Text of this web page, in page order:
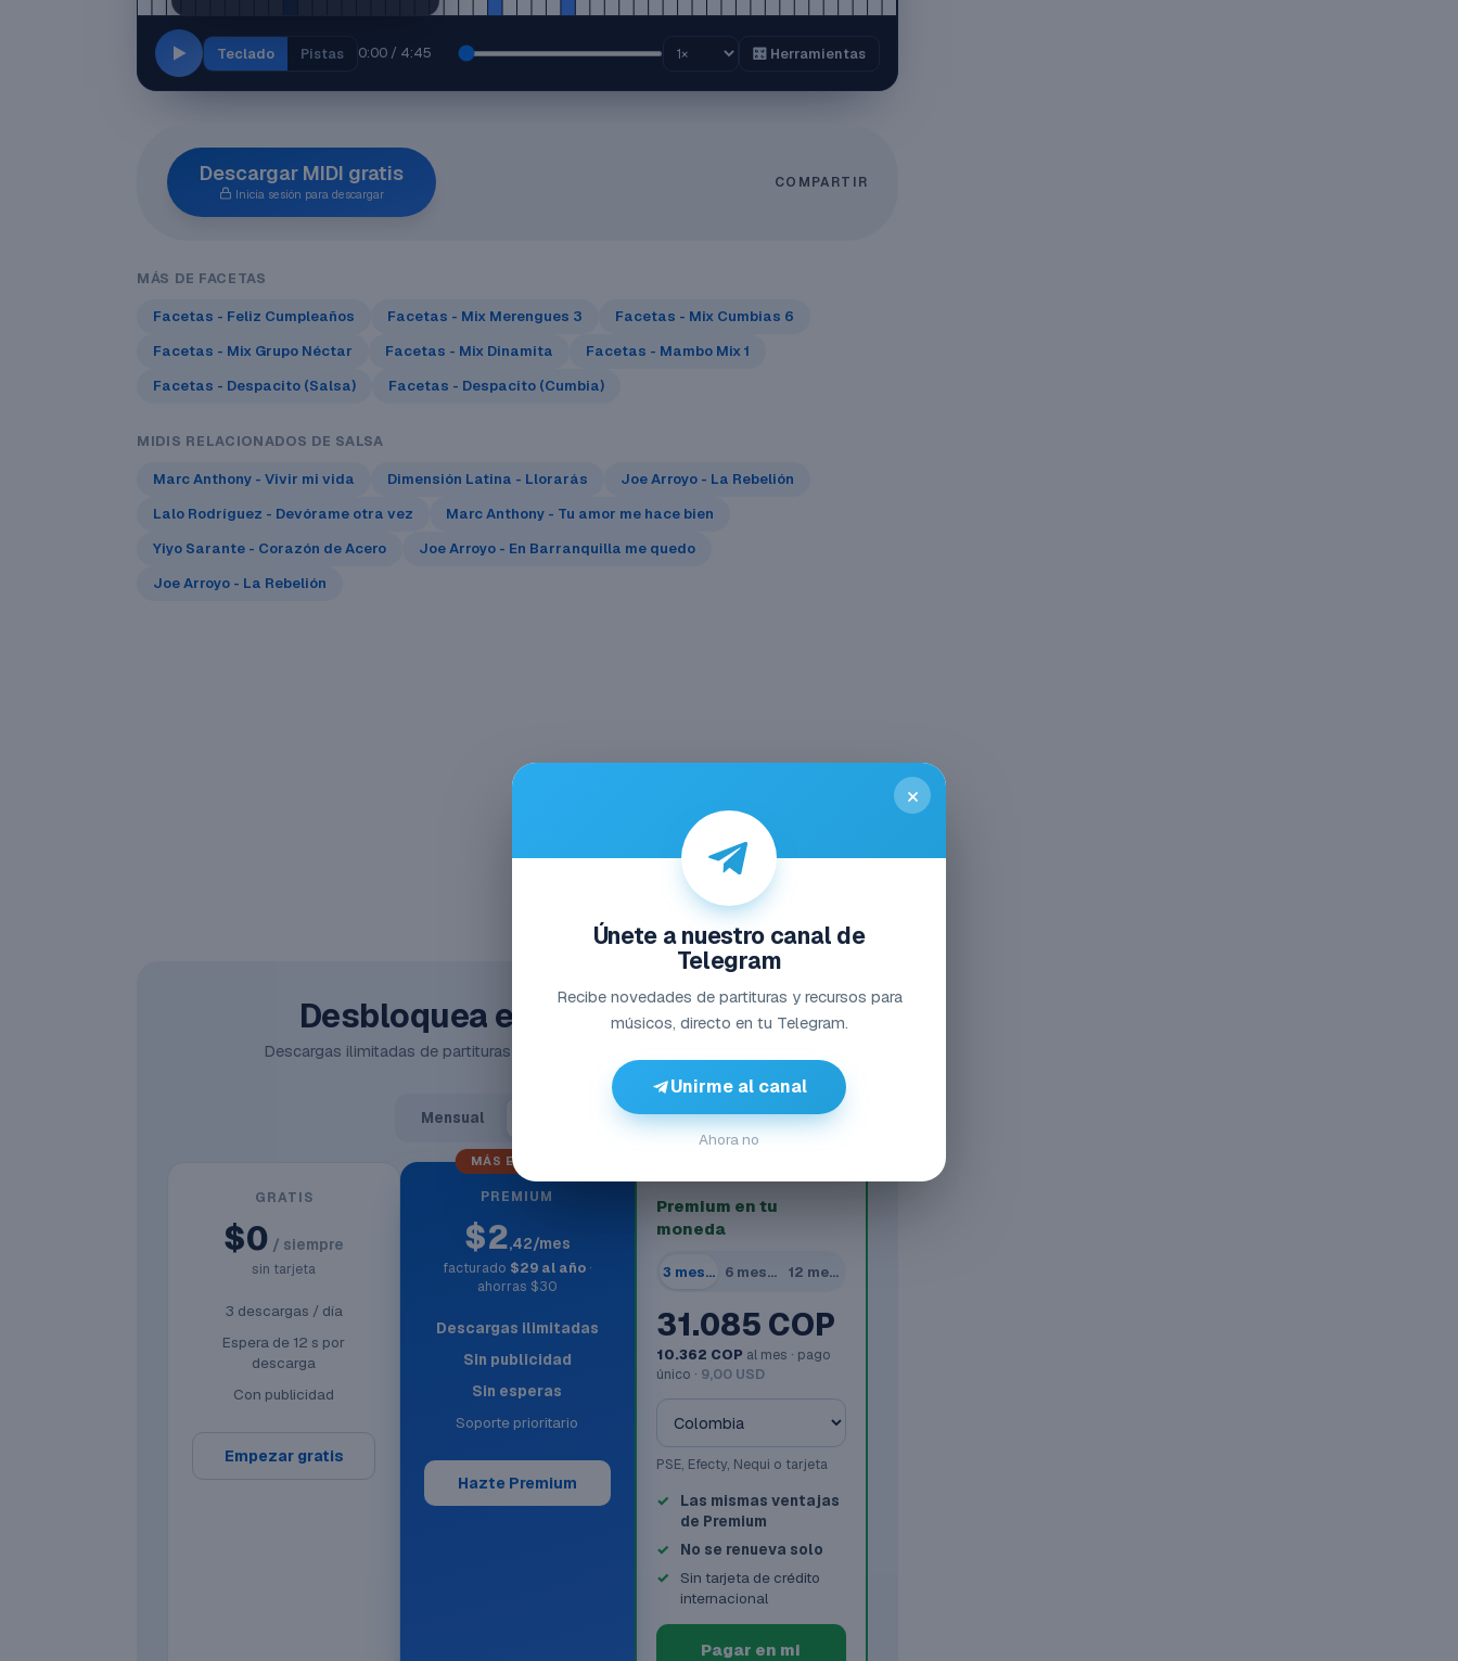
Teclado Pistas 0:00 / 4:45 🎛️ Herramientas
Descargar MIDI gratis
Inicia sesión para descargar
COMPARTIR
MÁS DE FACETAS
Facetas - Feliz Cumpleaños Facetas - Mix Merengues 3
Facetas - Mix Cumbias 6
Facetas - Mix Grupo Néctar
Facetas - Mix Dinamita
Facetas - Mambo Mix 1
Facetas - Despacito (Salsa)
Facetas - Despacito (Cumbia)
MIDIS RELACIONADOS DE SALSA
Marc Anthony - Vivir mi vida Dimensión Latina - Llorarás
Joe Arroyo - La Rebelión
Lalo Rodríguez - Devórame otra vez
Marc Anthony - Tu amor me hace bien
Yiyo Sarante - Corazón de Acero
Joe Arroyo - En Barranquilla me quedo
Joe Arroyo - La Rebelión
Desbloquea el Acceso Total
Descargas ilimitadas de partituras y MIDIs, sin anuncios y sin esperas.
Mensual
GRATIS
$0 / siempre
sin tarjeta
3 descargas / día
Espera de 12 s por
descarga
Con publicidad
Empezar gratis
MÁS ELEGIDO
PREMIUM
$2,42/mes
facturado $29 al año·
ahorras $30
Descargas ilimitadas
Sin publicidad
Sin esperas
Soporte prioritario
Hazte Premium
Premium en tu
moneda
3 meses 6 meses 12 meses
31.085 COP
10.362 COP al mes · pago
único · 9,00 USD
PSE, Efecty, Nequi o tarjeta
Las mismas ventajas
de Premium
No se renueva solo
Sin tarjeta de crédito
internacional
Pagar en mi
×
Únete a nuestro canal de
Telegram
Recibe novedades de partituras y recursos para
músicos, directo en tu Telegram.
Unirme al canal
Ahora no